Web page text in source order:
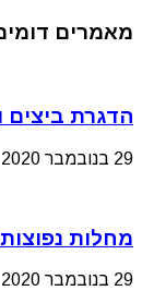
מאמרים
הדגרת ביצים
29 בנובמבר 2020
מחלות
29 בנובמבר 2020